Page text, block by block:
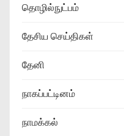
தொழில்நுட்பம்
தேசிய செய்திகள்
தேனி
நாகப்பட்டினம்
நாமக்கல்